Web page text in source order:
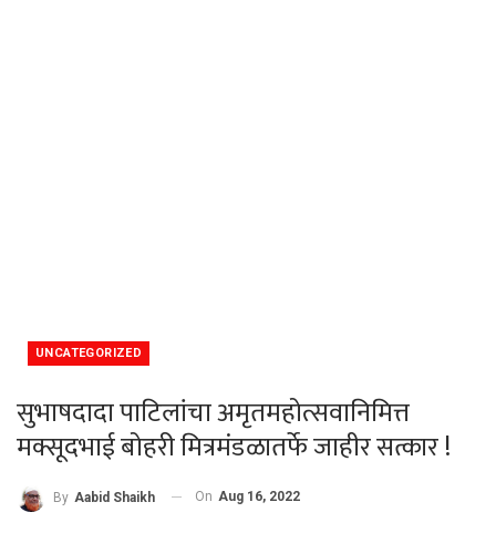
UNCATEGORIZED
सुभाषदादा पाटिलांचा अमृतमहोत्सवानिमित्त
मक्सूदभाई बोहरी मित्रमंडळातर्फे जाहीर सत्कार !
By Aabid Shaikh On Aug 16, 2022